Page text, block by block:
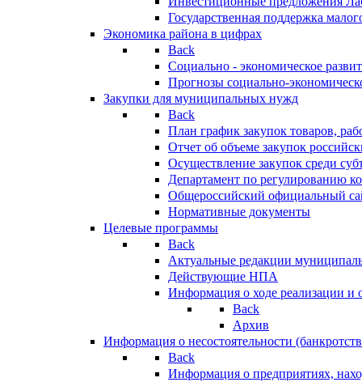
Государственная поддержка
Экономика района в цифрах
Back
Социально - экономическое
Прогнозы социально-
Закупки для муниципальных нужд
Back
План график закупок товаров,
Отчет об объеме закупок
Осуществление закупок среди
Департамент по регулированию
Общероссийский официальный
Нормативные документы
Целевые программы
Back
Актуальные редакции
Действующие НПА
Информация о ходе реализации
Back
Архив
Информация о несостоятельности
Back
Информация о предприятиях,